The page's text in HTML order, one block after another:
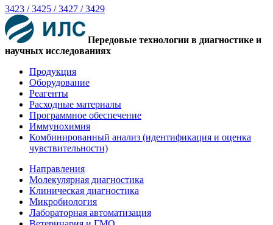
3423 / 3425 / 3427 / 3429
Передовые технологии в диагностике и
научных исследованиях
Продукция
Оборудование
Реагенты
Расходные материалы
Программное обеспечение
Иммунохимия
Комбинированный анализ (идентификация и оценка
чувствительности)
Направления
Молекулярная диагностика
Клиническая диагностика
Микробиология
Лабораторная автоматизация